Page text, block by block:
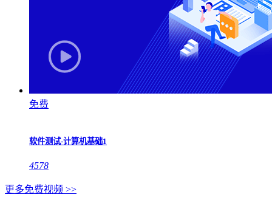
免费
软件测试-计算机基础1
4578
更多免费视频 >>